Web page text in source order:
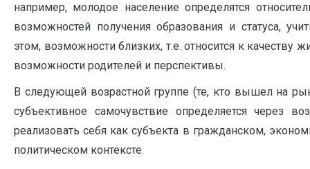
например, молодое население определятся
возможностей получения образования и статуса,
этом, возможности близких, т.е. относится к качеству
возможности родителей и перспективы.
В следующей возрастной группе (те, кто вышел на
субъективное самочувствие определяется через
реализовать себя как субъекта в гражданском,
политическом контексте.